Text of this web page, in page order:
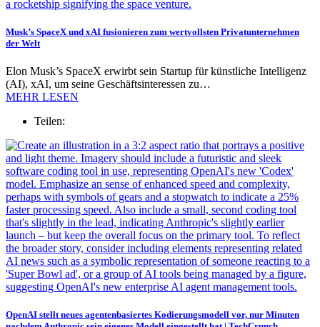
Musk’s SpaceX und xAI fusionieren zum wertvollsten Privatunternehmen
der Welt
Elon Musk’s SpaceX erwirbt sein Startup für künstliche Intelligenz
(AI), xAI, um seine Geschäftsinteressen zu…
MEHR LESEN
Teilen:
OpenAI stellt neues agentenbasiertes Kodierungsmodell vor, nur Minuten